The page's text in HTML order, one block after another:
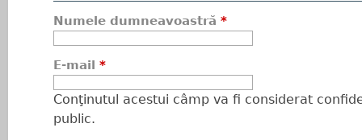
Numele dumneavoastră *
E-mail *
Conţinutul acestui câmp va fi considerat
public.